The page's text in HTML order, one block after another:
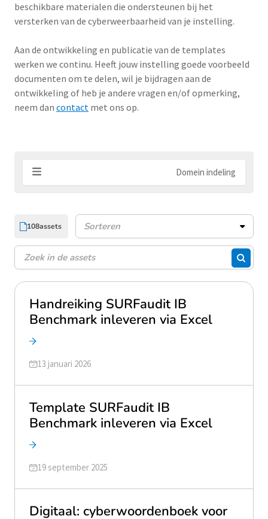
beschikbare materialen die ondersteunen bij het
versterken van de cyberweerbaarheid van je instelling.
Aan de ontwikkeling en publicatie van de templates
werken we continu. Heeft jouw instelling goede voorbeeld
documenten om te delen, wil je bijdragen aan de
ontwikkeling of heb je andere vragen en/of opmerking,
neem dan contact met ons op.
Domein indeling
108assets
Assets sorteren
Zoeken
Handreiking SURFaudit IB
Benchmark inleveren via Excel
Geüpdatet op
13 januari 2026
Template SURFaudit IB
Benchmark inleveren via Excel
Geüpdatet op
19 september 2025
Digitaal: cyberwoordenboek voor